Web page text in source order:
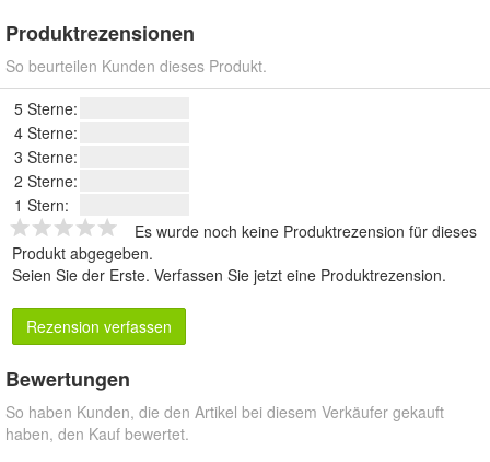
Produktrezensionen
So beurteilen Kunden dieses Produkt.
5 Sterne:
4 Sterne:
3 Sterne:
2 Sterne:
1 Stern:
Es wurde noch keine Produktrezension für dieses
Produkt abgegeben.
Seien Sie der Erste. Verfassen Sie jetzt eine Produktrezension.
Rezension verfassen
Bewertungen
So haben Kunden, die den Artikel bei diesem Verkäufer gekauft
haben, den Kauf bewertet.